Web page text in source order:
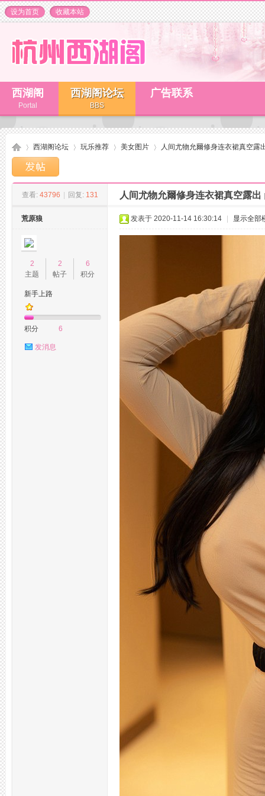
设为首页 收藏本站
西湖阁
Portal
西湖阁论坛
BBS
广告联系
»
西湖阁论坛
›
玩乐推荐 美女图片
›
人间尤物允爾修身连衣裙真空露
查看: 43796 回复: 131 人间尤物允爾修身连衣裙真空露出
荒原狼
2
主题
2
帖子
6
积分
新手上路
积分 6
发消息
发表于 2020-11-14 16:30:14 显示全部